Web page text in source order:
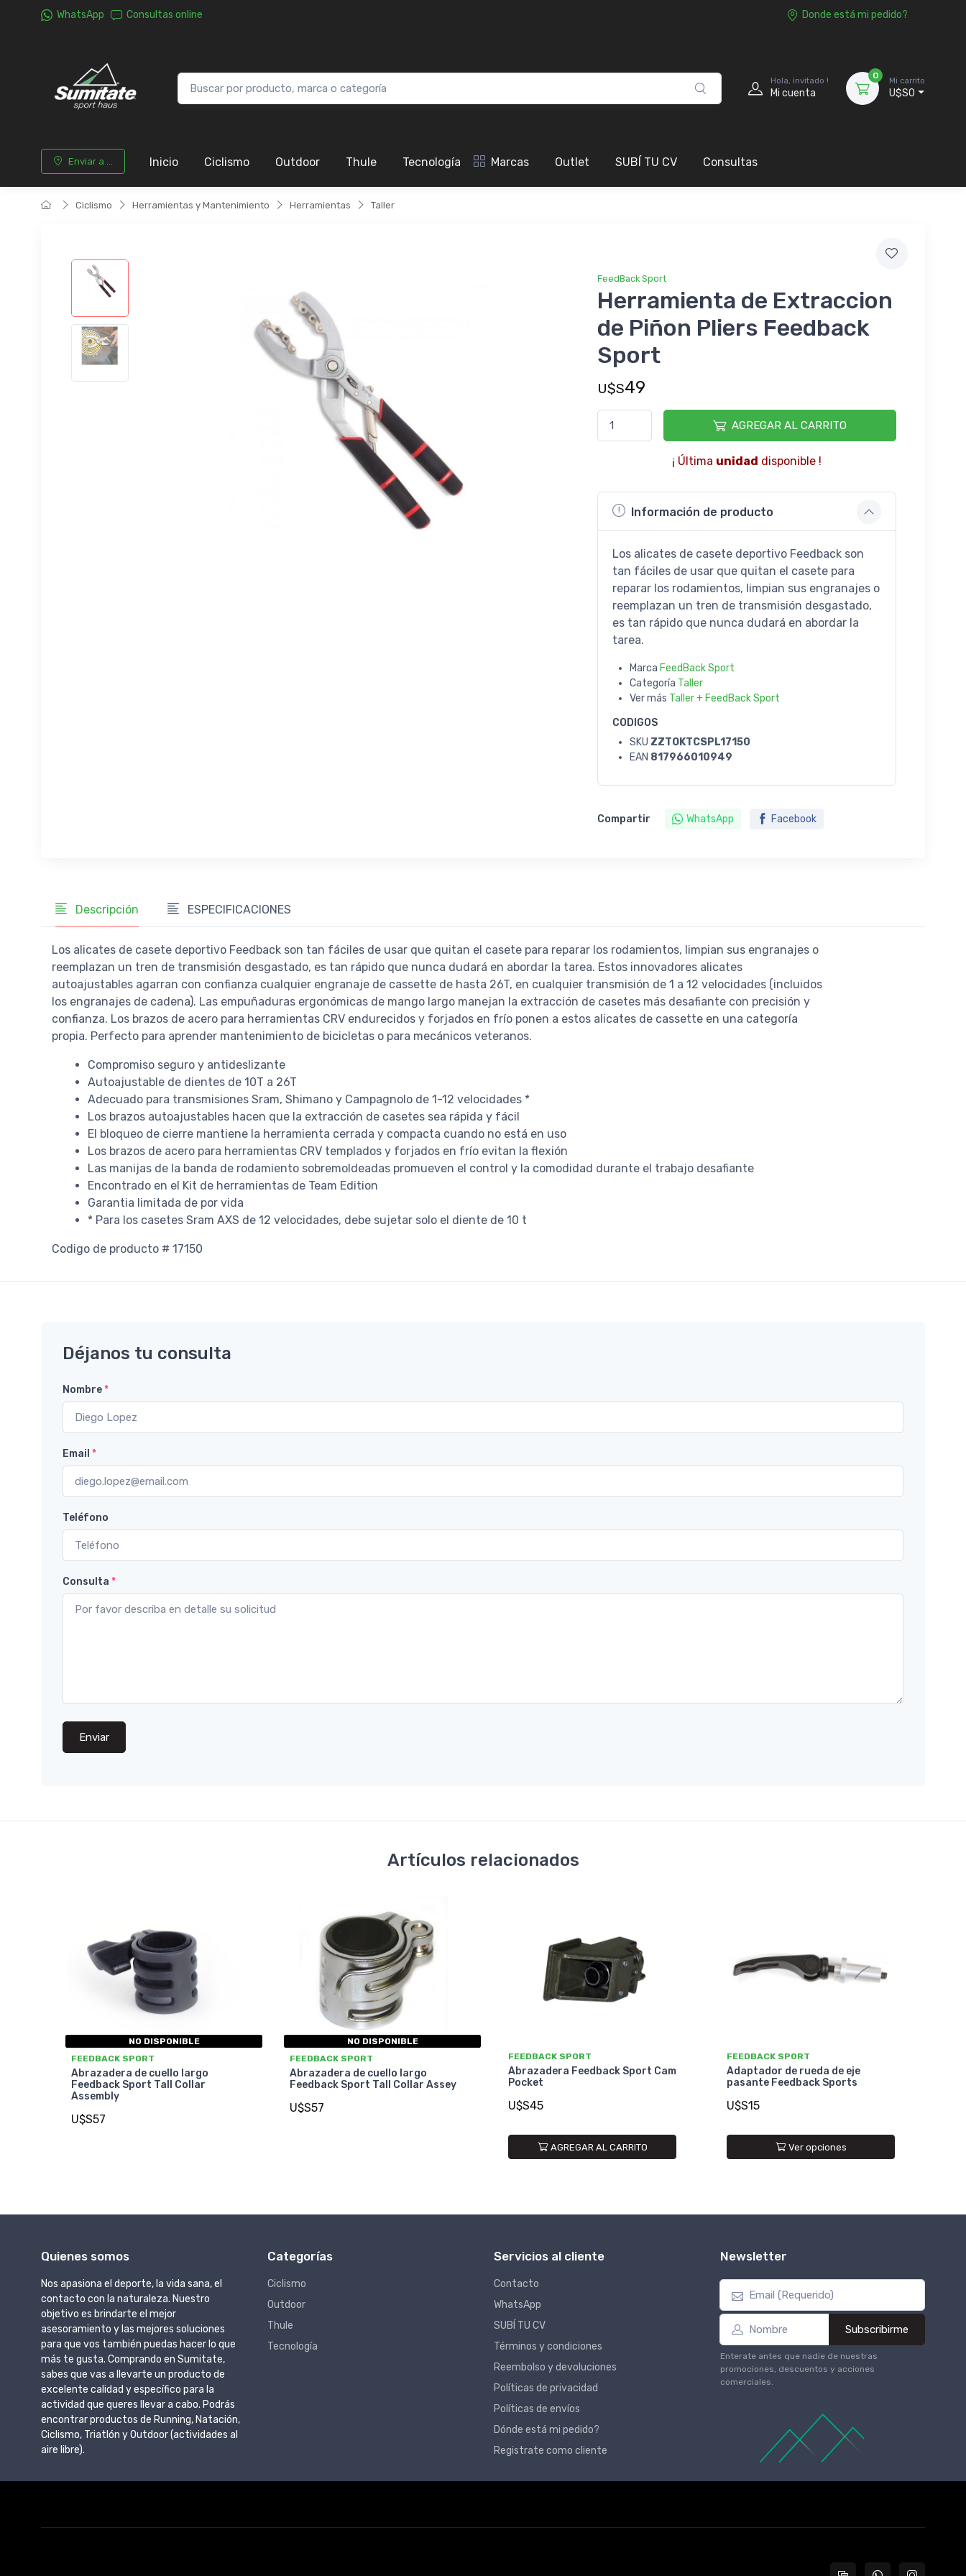
WhatsApp Consultas online Donde está mi pedido?
Hola, invitado !
Mi cuenta
0
Mi carrito
U$S0
Enviar a ... Inicio Ciclismo Outdoor Thule Tecnología Marcas Outlet SUBÍ TU CV Consultas
Ciclismo Herramientas y Mantenimiento Herramientas Taller
FeedBack Sport
Herramienta de Extraccion
de Piñon Pliers Feedback
Sport
U$S49
AGREGAR AL CARRITO
¡ Última unidad disponible !
Información de producto
Los alicates de casete deportivo Feedback son
tan fáciles de usar que quitan el casete para
reparar los rodamientos, limpian sus engranajes o
reemplazan un tren de transmisión desgastado,
es tan rápido que nunca dudará en abordar la
tarea.
Marca FeedBack Sport
Categoría Taller
Ver más Taller + FeedBack Sport
CODIGOS
SKU ZZTOKTCSPL17150
EAN 817966010949
Compartir WhatsApp Facebook
Descripción ESPECIFICACIONES
Los alicates de casete deportivo Feedback son tan fáciles de usar que quitan el casete para reparar los rodamientos, limpian sus engranajes o
reemplazan un tren de transmisión desgastado, es tan rápido que nunca dudará en abordar la tarea. Estos innovadores alicates
autoajustables agarran con confianza cualquier engranaje de cassette de hasta 26T, en cualquier transmisión de 1 a 12 velocidades (incluidos
los engranajes de cadena). Las empuñaduras ergonómicas de mango largo manejan la extracción de casetes más desafiante con precisión y
confianza. Los brazos de acero para herramientas CRV endurecidos y forjados en frío ponen a estos alicates de cassette en una categoría
propia. Perfecto para aprender mantenimiento de bicicletas o para mecánicos veteranos.
Compromiso seguro y antideslizante
Autoajustable de dientes de 10T a 26T
Adecuado para transmisiones Sram, Shimano y Campagnolo de 1-12 velocidades *
Los brazos autoajustables hacen que la extracción de casetes sea rápida y fácil
El bloqueo de cierre mantiene la herramienta cerrada y compacta cuando no está en uso
Los brazos de acero para herramientas CRV templados y forjados en frío evitan la flexión
Las manijas de la banda de rodamiento sobremoldeadas promueven el control y la comodidad durante el trabajo desafiante
Encontrado en el Kit de herramientas de Team Edition
Garantia limitada de por vida
* Para los casetes Sram AXS de 12 velocidades, debe sujetar solo el diente de 10 t
Codigo de producto # 17150
Déjanos tu consulta
Nombre*
Email *
Teléfono
Consulta *
Enviar
Artículos relacionados
NO DISPONIBLE
FEEDBACK SPORT
Abrazadera de cuello largo
Feedback Sport Tall Collar
Assembly
U$S57
NO DISPONIBLE
FEEDBACK SPORT
Abrazadera de cuello largo
Feedback Sport Tall Collar Assey
U$S57
FEEDBACK SPORT
Abrazadera Feedback Sport Cam
Pocket
U$S45
AGREGAR AL CARRITO
FEEDBACK SPORT
Adaptador de rueda de eje
pasante Feedback Sports
U$S15
Ver opciones
Quienes somos
Nos apasiona el deporte, la vida sana, el
contacto con la naturaleza. Nuestro
objetivo es brindarte el mejor
asesoramiento y las mejores soluciones
para que vos también puedas hacer lo que
más te gusta. Comprando en Sumitate,
sabes que vas a llevarte un producto de
excelente calidad y específico para la
actividad que queres llevar a cabo. Podrás
encontrar productos de Running, Natación,
Ciclismo, Triatlón y Outdoor (actividades al
aire libre).
Categorías
Ciclismo
Outdoor
Thule
Tecnología
Servicios al cliente
Contacto
WhatsApp
SUBÍ TU CV
Términos y condiciones
Reembolso y devoluciones
Políticas de privacidad
Políticas de envíos
Dónde está mi pedido?
Registrate como cliente
Newsletter
Subscribirme
Enterate antes que nadie de nuestras
promociones, descuentos y acciones
comerciales.